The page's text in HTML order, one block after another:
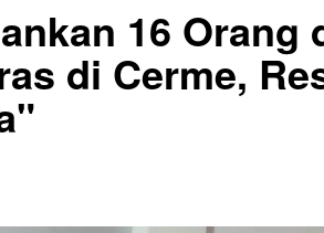
16 Orang
di Cerme,